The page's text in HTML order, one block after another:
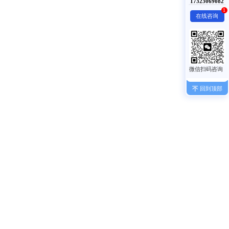
17323069082
在线咨询
1
回到顶部